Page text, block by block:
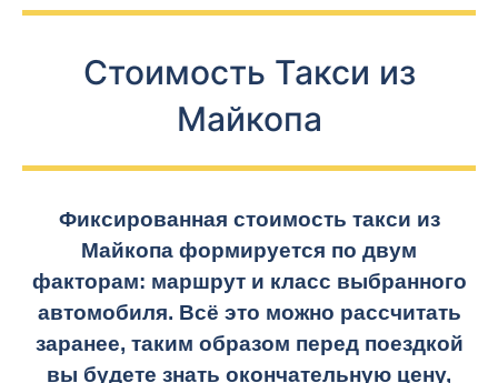
Стоимость Такси из
Майкопа
Фиксированная стоимость такси из
Майкопа формируется по двум
факторам: маршрут и класс выбранного
автомобиля. Всё это можно рассчитать
заранее, таким образом перед поездкой
вы будете знать окончательную цену,